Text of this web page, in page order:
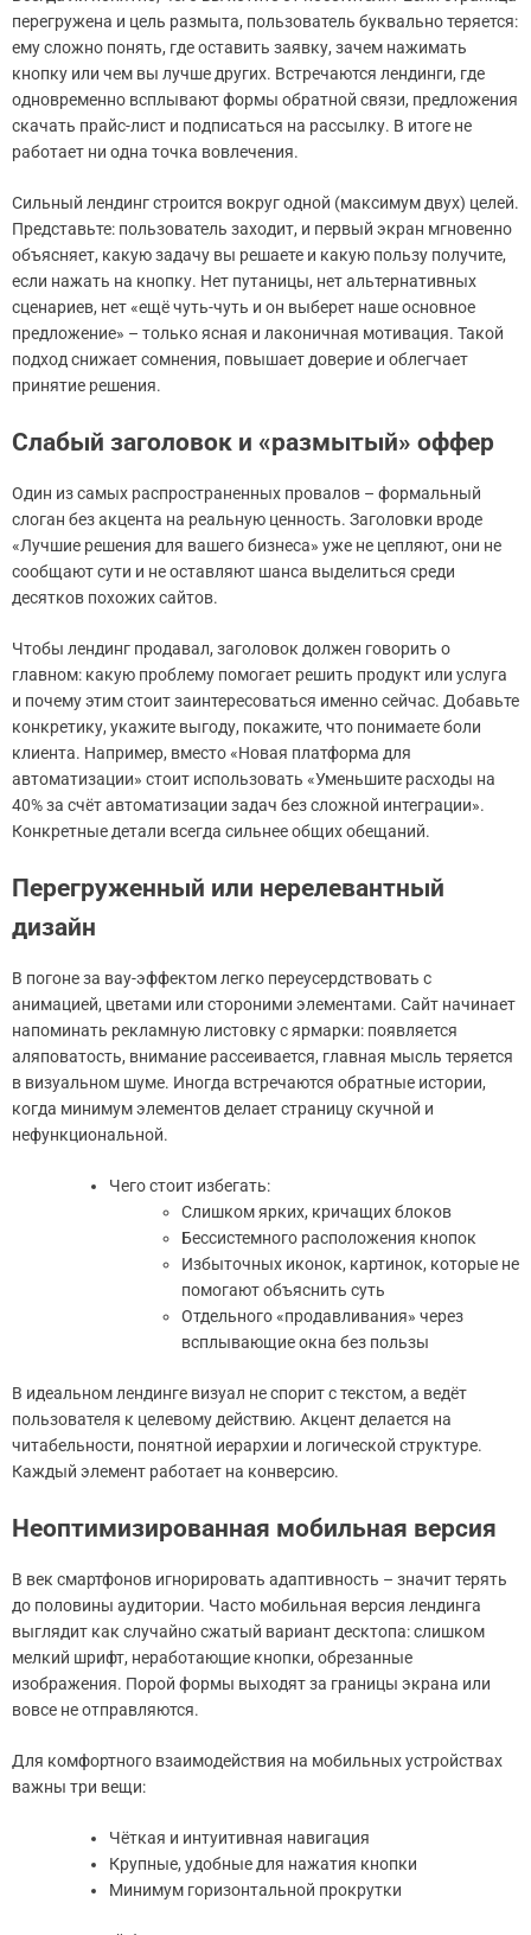
перегружена и цель размыта, пользователь буквально теряется:
ему сложно понять, где оставить заявку, зачем нажимать
кнопку или чем вы лучше других. Встречаются лендинги, где
одновременно всплывают формы обратной связи, предложения
скачать прайс-лист и подписаться на рассылку. В итоге не
работает ни одна точка вовлечения.
Сильный лендинг строится вокруг одной (максимум двух) целей.
Представьте: пользователь заходит, и первый экран мгновенно
объясняет, какую задачу вы решаете и какую пользу получите,
если нажать на кнопку. Нет путаницы, нет альтернативных
сценариев, нет «ещё чуть-чуть и он выберет наше основное
предложение» – только ясная и лаконичная мотивация. Такой
подход снижает сомнения, повышает доверие и облегчает
принятие решения.
Слабый заголовок и «размытый» оффер
Один из самых распространенных провалов – формальный
слоган без акцента на реальную ценность. Заголовки вроде
«Лучшие решения для вашего бизнеса» уже не цепляют, они не
сообщают сути и не оставляют шанса выделиться среди
десятков похожих сайтов.
Чтобы лендинг продавал, заголовок должен говорить о
главном: какую проблему помогает решить продукт или услуга
и почему этим стоит заинтересоваться именно сейчас. Добавьте
конкретику, укажите выгоду, покажите, что понимаете боли
клиента. Например, вместо «Новая платформа для
автоматизации» стоит использовать «Уменьшите расходы на
40% за счёт автоматизации задач без сложной интеграции».
Конкретные детали всегда сильнее общих обещаний.
Перегруженный или нерелевантный
дизайн
В погоне за вау-эффектом легко переусердствовать с
анимацией, цветами или стороними элементами. Сайт начинает
напоминать рекламную листовку с ярмарки: появляется
аляповатость, внимание рассеивается, главная мысль теряется
в визуальном шуме. Иногда встречаются обратные истории,
когда минимум элементов делает страницу скучной и
нефункциональной.
Чего стоит избегать:
Слишком ярких, кричащих блоков
Бессистемного расположения кнопок
Избыточных иконок, картинок, которые не
помогают объяснить суть
Отдельного «продавливания» через
всплывающие окна без пользы
В идеальном лендинге визуал не спорит с текстом, а ведёт
пользователя к целевому действию. Акцент делается на
читабельности, понятной иерархии и логической структуре.
Каждый элемент работает на конверсию.
Неоптимизированная мобильная версия
В век смартфонов игнорировать адаптивность – значит терять
до половины аудитории. Часто мобильная версия лендинга
выглядит как случайно сжатый вариант десктопа: слишком
мелкий шрифт, неработающие кнопки, обрезанные
изображения. Порой формы выходят за границы экрана или
вовсе не отправляются.
Для комфортного взаимодействия на мобильных устройствах
важны три вещи:
Чёткая и интуитивная навигация
Крупные, удобные для нажатия кнопки
Минимум горизонтальной прокрутки